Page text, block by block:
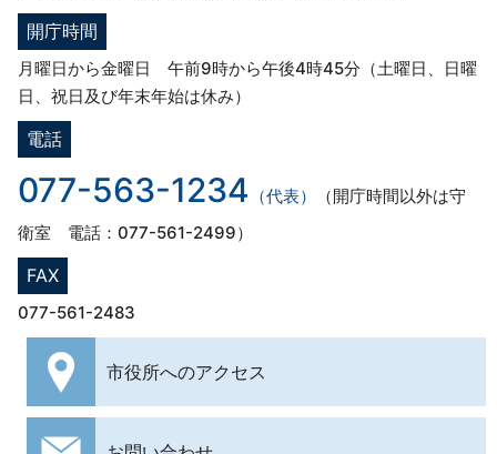
開庁時間
月曜日から金曜日 午前9時から午後4時45分（土曜日、日曜
日、祝日及び年末年始は休み）
電話
077-563-1234 （代表）
（開庁時間以外は守
衛室 電話：077-561-2499）
FAX
077-561-2483
市役所へのアクセス